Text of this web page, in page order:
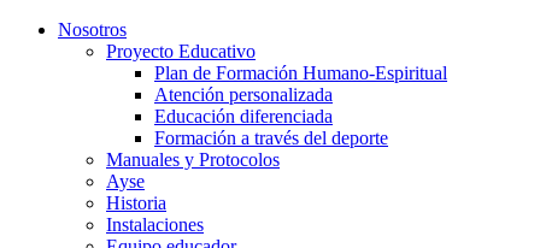
Nosotros
Proyecto Educativo
Plan de Formación Humano-Espiritual
Atención personalizada
Educación diferenciada
Formación a través del deporte
Manuales y Protocolos
Ayse
Historia
Instalaciones